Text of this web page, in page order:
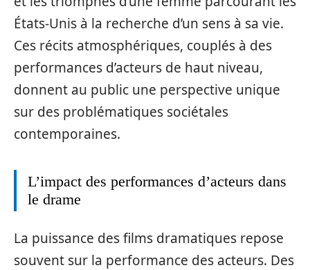
États-Unis à la recherche d’un sens à sa vie.
Ces récits atmosphériques, couplés à des
performances d’acteurs de haut niveau,
donnent au public une perspective unique
sur des problématiques sociétales
contemporaines.
L’impact des performances d’acteurs dans
le drame
La puissance des films dramatiques repose
souvent sur la performance des acteurs. Des